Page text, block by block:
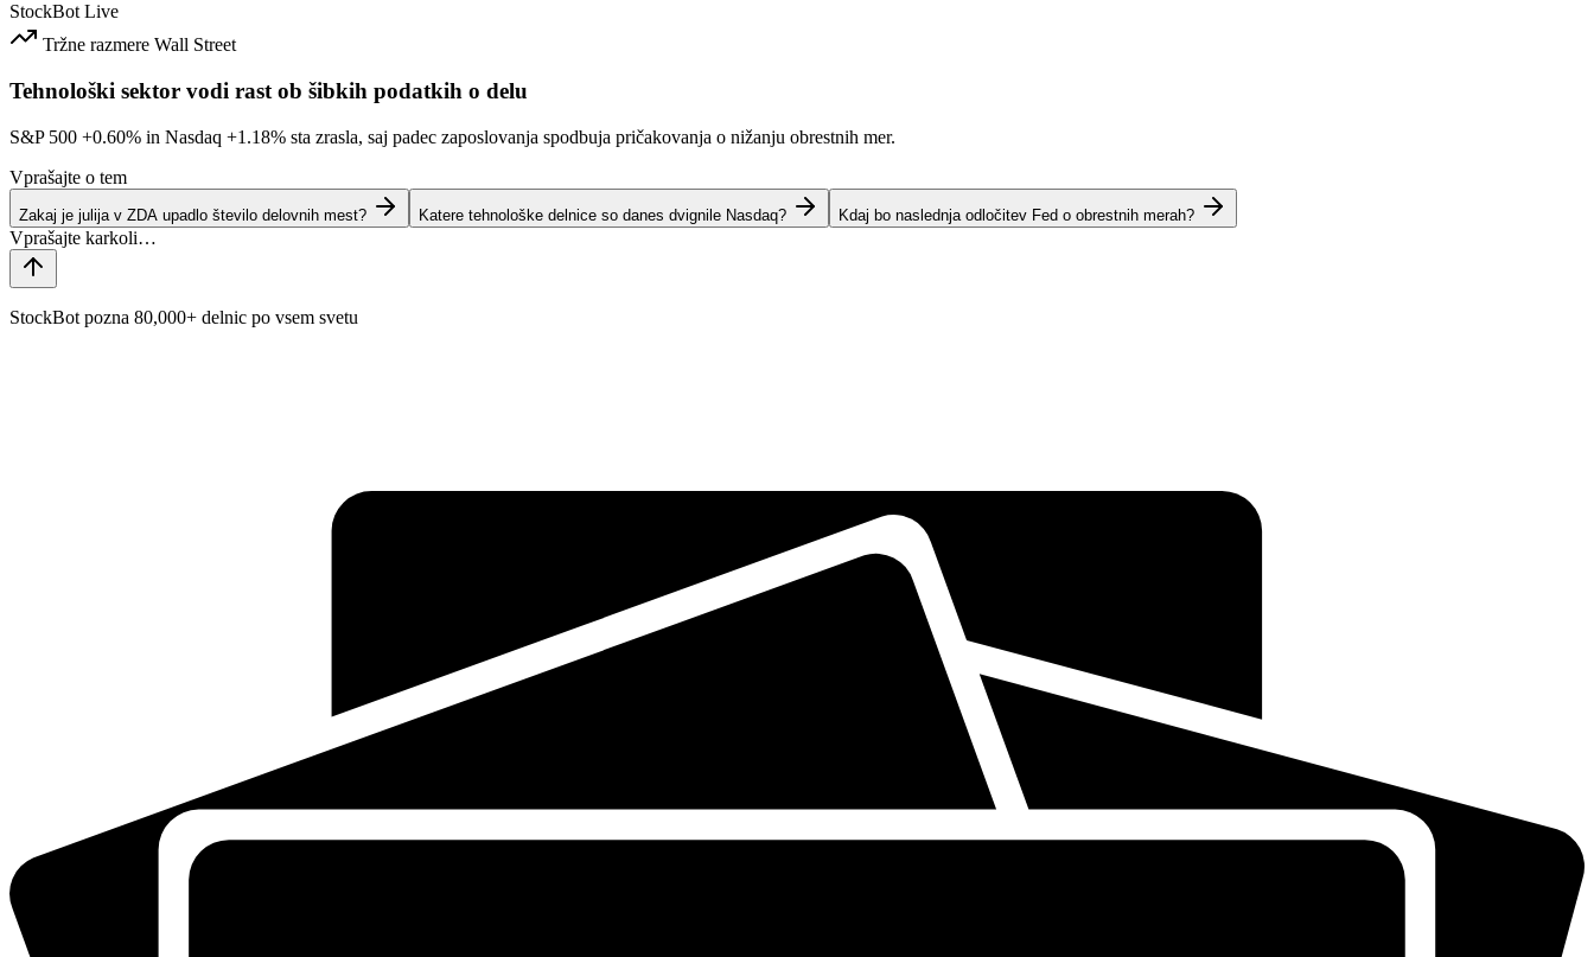
StockBot Live
Tržne razmere Wall Street
Tehnološki sektor vodi rast ob šibkih podatkih o delu
S&P 500 +0.60% in Nasdaq +1.18% sta zrasla, saj padec zaposlovanja spodbuja pričakovanja o nižanju obrestnih mer.
Vprašajte o tem
Zakaj je julija v ZDA upadlo število delovnih mest? Katere tehnološke delnice so danes dvignile Nasdaq? Kdaj bo naslednja odločitev Fed o obrestnih merah?
StockBot pozna 80,000+ delnic po vsem svetu